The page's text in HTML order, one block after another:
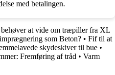
med betalingen.
at vide om træpiller fra XL
som Beton? • Fif til at
skydeskiver til bue •
Fremføring af tråd • Varm